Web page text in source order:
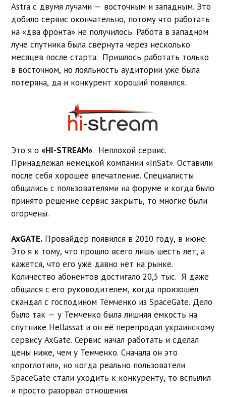
Astra с двумя лучами — восточным и западным. Это
добило сервис окончательно, потому что работать
на «два фронта» не получилось. Работа в западном
луче спутника была свёрнута через несколько
месяцев после старта. Пришлось работать только
в восточном, но лояльность аудитории уже была
потеряна, да и конкурент хороший появился.
Это я о«HI-STREAM». Неплохой сервис.
Принадлежал немецкой компании «InSat». Оставили
после себя хорошее впечатление. Специалисты
общались с пользователями на форуме и когда было
принято решение сервис закрыть, то многие были
огорчены.
AxGATE. Провайдер появился в 2010 году, в июне.
Это я к тому, что прошло всего лишь шесть лет, а
кажется, что его уже давно нет на рынке.
Количество абонентов достигало 20,5 тыс. Я даже
общался с его руководителем, когда произошёл
скандал с господином Темченко из SpaceGate. Дело
было так — у Темченко была лишняя ёмкость на
спутнике Hellassat и он её перепродал украинскому
сервису AxGate. Сервис начал работать и сделал
цены ниже, чем у Темченко. Сначала он это
«проглотил», но когда реально пользователи
SpaceGate стали уходить к конкуренту, то вспылил
и просто разорвал отношения.